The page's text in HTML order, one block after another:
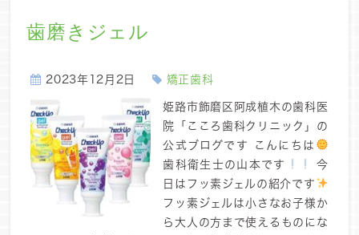
歯磨きジェル
2023年12月2日 矯正歯科
姫路市飾磨区阿成植木の歯科医
院「こころ歯科クリニック」の
公式ブログです こんにちは
歯科衛生士の山本です
今
日はフッ素ジェルの紹介です
フッ素ジェルは小さなお子様か
ら大人の方まで使えるものにな